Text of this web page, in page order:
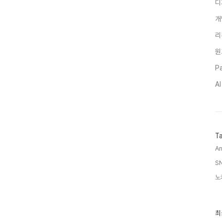
노
최